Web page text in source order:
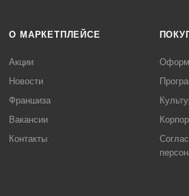
О МАРКЕТПЛЕЙСЕ
Акции
Новости
Франшиза
Вакансии
Контакты